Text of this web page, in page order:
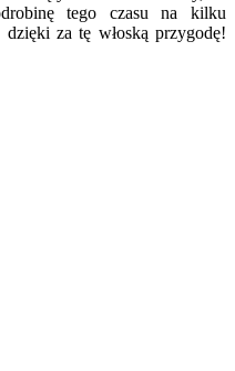
tego czasu na kilku
za tę włoską przygodę!